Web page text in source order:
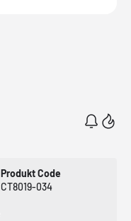
Produkt Code
CT8019-034